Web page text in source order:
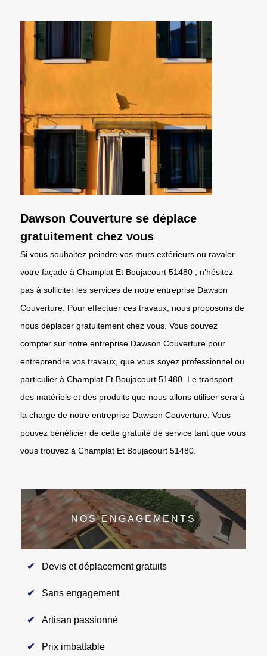
Dawson Couverture se déplace
gratuitement chez vous
Si vous souhaitez peindre vos murs extérieurs ou ravaler
votre façade à Champlat Et Boujacourt 51480 ; n’hésitez
pas à solliciter les services de notre entreprise Dawson
Couverture. Pour effectuer ces travaux, nous proposons de
nous déplacer gratuitement chez vous. Vous pouvez
compter sur notre entreprise Dawson Couverture pour
entreprendre vos travaux, que vous soyez professionnel ou
particulier à Champlat Et Boujacourt 51480. Le transport
des matériels et des produits que nous allons utiliser sera à
la charge de notre entreprise Dawson Couverture. Vous
pouvez bénéficier de cette gratuité de service tant que vous
vous trouvez à Champlat Et Boujacourt 51480.
NOS ENGAGEMENTS
Devis et déplacement gratuits
Sans engagement
Artisan passionné
Prix imbattable